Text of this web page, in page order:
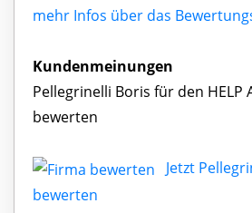
mehr Infos über das
Kundenmeinungen
Pellegrinelli Boris für den HELP
bewerten
Jetzt
bewerten